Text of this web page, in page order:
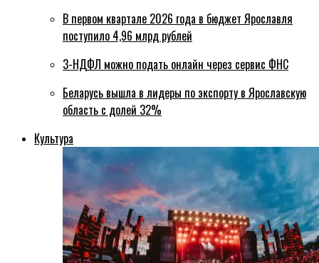
В первом квартале 2026 года в бюджет Ярославля
поступило 4,96 млрд рублей
3-НДФЛ можно подать онлайн через сервис ФНС
Беларусь вышла в лидеры по экспорту в Ярославскую
область с долей 32%
Культура